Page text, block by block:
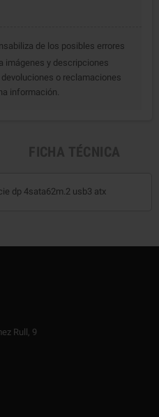
de los posibles errores
imágenes y descripciones
o reclamaciones
información.
dp 4sata62m.2 usb3 atx
Rull, 9